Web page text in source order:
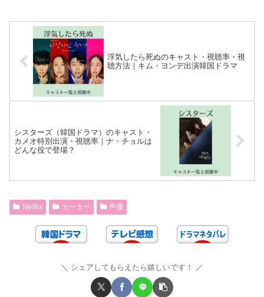
浮気したら死ぬのキャスト・視聴率・視
聴方法｜キム・ヨンデ出演韓国ドラマ
シスターズ（韓国ドラマ）のキャスト・
カメオ特別出演・視聴率｜ナ・チョルは
どんな役で登場？
Netflix カーター 声優
シェアしてもらえたら嬉しいです！